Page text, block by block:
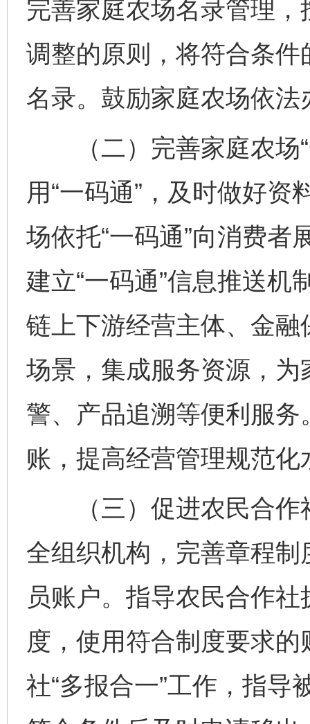
完善家庭农场名录管理
调整的原则，将符合条
名录。鼓励家庭农场依
（二）完善家庭农场“
用“一码通”，及时做好
场依托“一码通”向消费者
建立“一码通”信息推送
链上下游经营主体、金融
场景，集成服务资源，
警、产品追溯等便利服
账，提高经营管理规范化
（三）促进农民合作
全组织机构，完善章程
员账户。指导农民合作
度，使用符合制度要求
社“多报合一”工作，指导